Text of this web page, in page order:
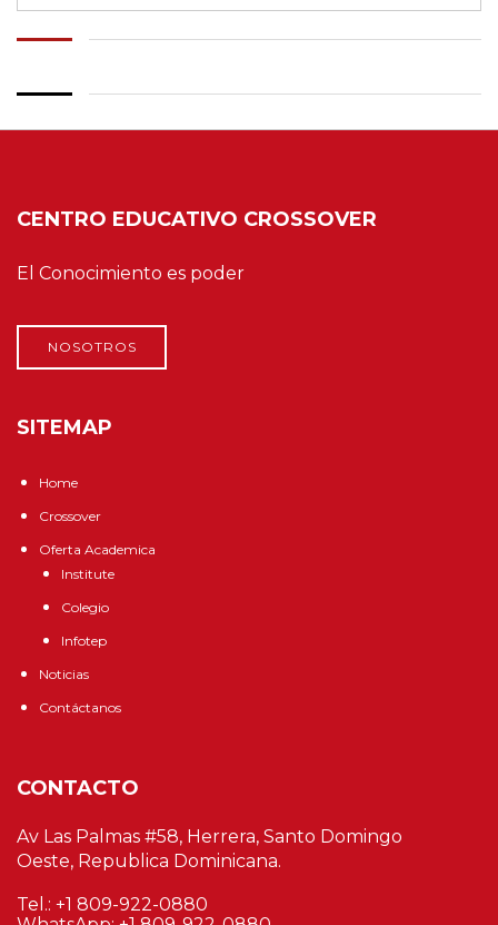
CENTRO EDUCATIVO CROSSOVER
El Conocimiento es poder
NOSOTROS
SITEMAP
Home
Crossover
Oferta Academica
Institute
Colegio
Infotep
Noticias
Contáctanos
CONTACTO
Av Las Palmas #58, Herrera, Santo Domingo
Oeste, Republica Dominicana.
Tel.: +1 809-922-0880